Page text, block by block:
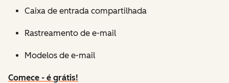
Caixa de entrada compartilhada
Rastreamento de e-mail
Modelos de e-mail
Comece - é grátis!